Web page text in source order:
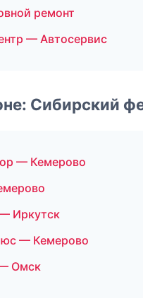
ремонт
— Автосервис
Сибирский
— Кемерово
Иркутск
— Кемерово
Омск